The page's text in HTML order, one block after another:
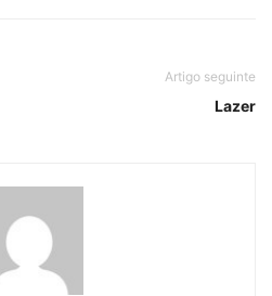
Artigo seguinte
Lazer